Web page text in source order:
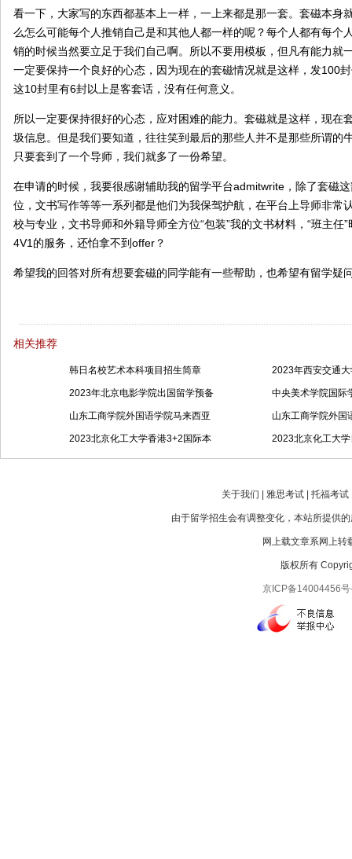
看一下，大家写的东西都基本上一样，一上来都是那一套。套磁本身
么怎么可能每个人推销自己是和其他人都一样的呢？每个人都有每个
销的时候当然要立足于我们自己啊。所以不要用模板，但凡有能力就
一定要保持一个良好的心态，因为现在的套磁情况就是这样，发100
这10封里有6封以上是客套话，没有任何意义。
所以一定要保持很好的心态，应对困难的能力。套磁就是这样，现在
圾信息。但是我们要知道，往往笑到最后的那些人并不是那些所谓的
只要套到了一个导师，我们就多了一份希望。
在申请的时候，我要很感谢辅助我的留学平台admitwrite，除了套磁
位，文书写作等等一系列都是他们为我保驾护航，在平台上导师非常
校与专业，文书导师和外籍导师全方位“包装”我的文书材料，“班主任
4V1的服务，还怕拿不到offer？
希望我的回答对所有想要套磁的同学能有一些帮助，也希望有留学疑
相关推荐
韩日名校艺术本科项目招生简章 2023年西安交通
2023年北京电影学院出国留学预备 中央美术学院国际
山东工商学院外国语学院马来西亚 山东工商学院外国
2023北京化工大学香港3+2国际本 2023北京化工大
关于我们 | 雅思考试 | 托福考
由于留学招生会有调整变化，本站所提供
网上载文章系网上转
版权所有
京ICP备14004456